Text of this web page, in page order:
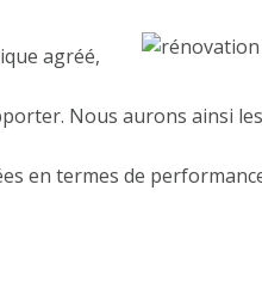
agréé,
Nous aurons ainsi
en termes de